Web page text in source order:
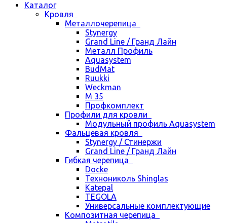
Каталог
Кровля
Металлочерепица
Stynergy
Grand Line / Гранд Лайн
Металл Профиль
Aquasystem
BudMat
Ruukki
Weckman
М 35
Профкомплект
Профили для кровли
Модульный профиль Aquasystem
Фальцевая кровля
Stynergy / Стинержи
Grand Line / Гранд Лайн
Гибкая черепица
Docke
Технониколь Shinglas
Katepal
TEGOLA
Универсальные комплектующие
Композитная черепица